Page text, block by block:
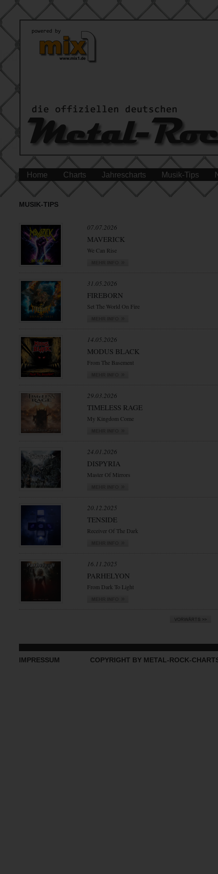
Home Charts Jahrescharts Musik-Tips
MUSIK-TIPS
07.07.2026
MAVERICK
We Can Rise
31.05.2026
FIREBORN
Set The World On Fire
14.05.2026
MODUS BLACK
From The Basement
29.03.2026
TIMELESS RAGE
My Kingdom Come
24.01.2026
DISPYRIA
Master Of Mirrors
20.12.2025
TENSIDE
Receiver Of The Dark
16.11.2025
PARHELYON
From Dark To Light
IMPRESSUM COPYRIGHT BY METAL-ROCK-